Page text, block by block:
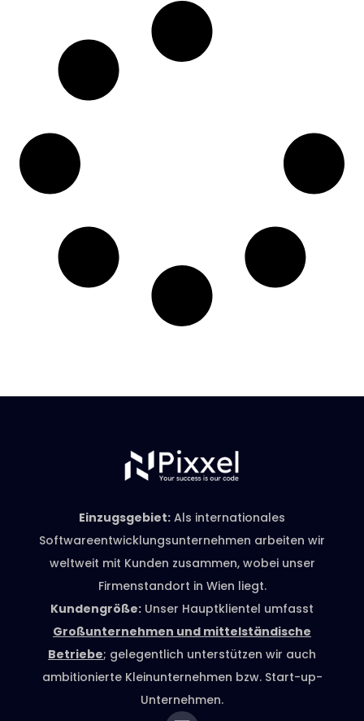
Einzugsgebiet: Als internationales
Softwareentwicklungsunternehmen arbeiten wir
weltweit mit Kunden zusammen, wobei unser
Firmenstandort in Wien liegt.
Kundengröße: Unser Hauptklientel umfasst
Großunternehmen und mittelständische
Betriebe; gelegentlich unterstützen wir auch
ambitionierte Kleinunternehmen bzw. Start-up-
Unternehmen.